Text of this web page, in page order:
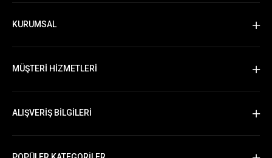
KURUMSAL
MÜŞTERİ HİZMETLERİ
ALIŞVERİŞ BİLGİLERİ